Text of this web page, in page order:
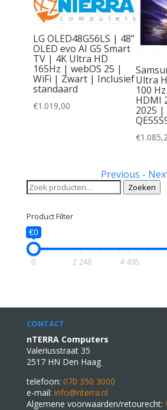
LG OLED48G56LS | 48”
OLED evo AI G5 Smart
TV | 4K Ultra HD
165Hz | webOS 25 |
WiFi | Zwart | Inclusief
standaard
€1.019,00
Ultra
100
HDMI
2025 |
€
Previous -
Zoeken
naar:
Zoeken
Product Filter
€0
0 2 248 4 495
CONTACT
nTERRA Computers
Valeriusstraat 35
2517 HN Den Haag
telefoon: 070 350 3000
e-mail: info@nterra.nl
Algemene voorwaarden/retourecht: